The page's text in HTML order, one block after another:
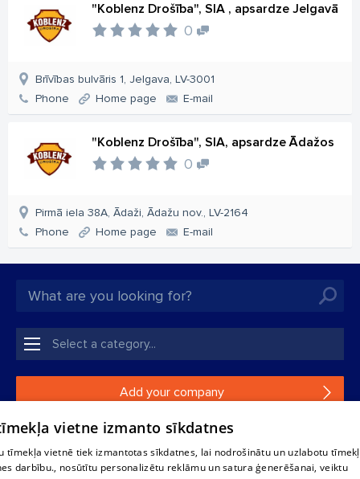
"Koblenz Drošība", SIA , apsardze Jelgavā
0
Brīvības bulvāris 1, Jelgava, LV-3001
Phone
Home page E-mail
"Koblenz Drošība", SIA, apsardze Ādažos
0
Pirmā iela 38A, Ādaži, Ādažu nov., LV-2164
Phone
Home page E-mail
Add your company
If your company is not in our database, please fill in a
vietne izmanto sīkdatnes
tīmekļa vietnē tiek izmantotas sīkdatnes, lai nodrošinātu un uzlabotu
darbību., nosūtītu personalizētu reklāmu un satura ģenerēšanai, veiktu